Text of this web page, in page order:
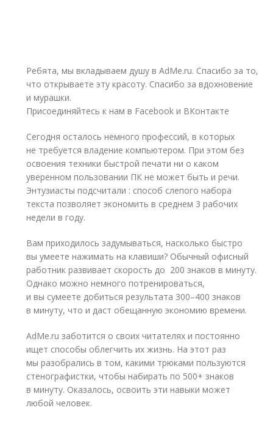
Ребята, мы вкладываем душу в AdMe.ru. Cпасибо за то,
что открываете эту красоту. Спасибо за вдохновение
и мурашки.
Присоединяйтесь к нам в Facebook и ВКонтакте
Сегодня осталось немного профессий, в которых
не требуется владение компьютером. При этом без
освоения техники быстрой печати ни о каком
уверенном пользовании ПК не может быть и речи.
Энтузиасты подсчитали : способ слепого набора
текста позволяет экономить в среднем 3 рабочих
недели в году.
Вам приходилось задумываться, насколько быстро
вы умеете нажимать на клавиши? Обычный офисный
работник развивает скорость до 200 знаков в минуту.
Однако можно немного потренироваться,
и вы сумеете добиться результата 300–400 знаков
в минуту, что и даст обещанную экономию времени.
AdMe.ru заботится о своих читателях и постоянно
ищет способы облегчить их жизнь. На этот раз
мы разобрались в том, какими трюками пользуются
стенографистки, чтобы набирать по 500+ знаков
в минуту. Оказалось, освоить эти навыки может
любой человек.